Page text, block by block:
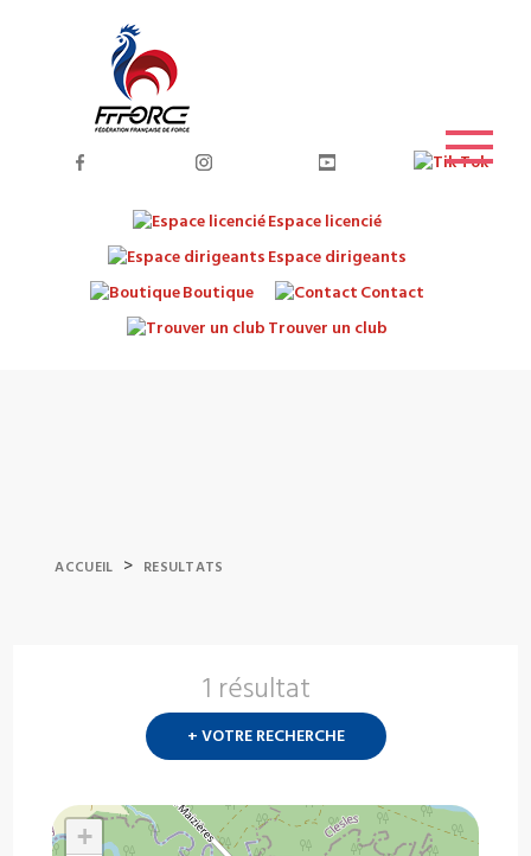
Espace licencié
Espace dirigeants
Boutique
Contact
Trouver un club
ACCUEIL > RESULTATS
1 résultat
+ VOTRE RECHERCHE
+